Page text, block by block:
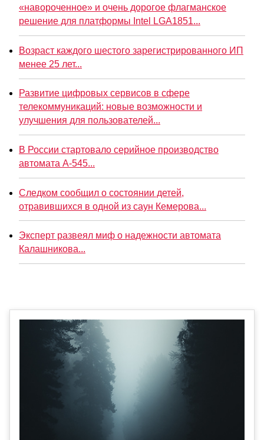
«навороченное» и очень дорогое флагманское
решение для платформы Intel LGA1851...
Возраст каждого шестого зарегистрированного ИП
менее 25 лет...
Развитие цифровых сервисов в сфере
телекоммуникаций: новые возможности и
улучшения для пользователей...
В России стартовало серийное производство
автомата А-545...
Следком сообщил о состоянии детей,
отравившихся в одной из саун Кемерова...
Эксперт развеял миф о надежности автомата
Калашникова...